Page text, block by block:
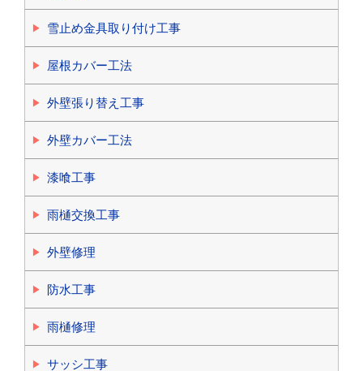
雪止め金具取り付け工事
屋根カバー工法
外壁張り替え工事
外壁カバー工法
漆喰工事
雨樋交換工事
外壁修理
防水工事
雨樋修理
サッシ工事